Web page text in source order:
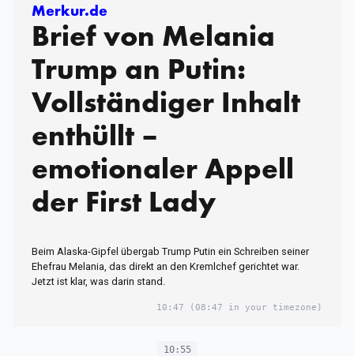
Merkur.de
Brief von Melania
Trump an Putin:
Vollständiger Inhalt
enthüllt –
emotionaler Appell
der First Lady
Beim Alaska-Gipfel übergab Trump Putin ein Schreiben seiner
Ehefrau Melania, das direkt an den Kremlchef gerichtet war.
Jetzt ist klar, was darin stand.
10:47 (08:47 in your timezone)
10:55